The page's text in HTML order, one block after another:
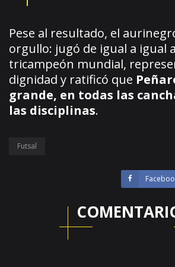
Pese al resultado, el
orgullo: jugó de igual a igual
tricampeón mundial,
dignidad y ratificó que
grande, en todas las
las disciplinas.
Futsal